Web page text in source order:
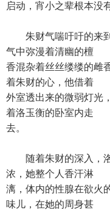
启动，宵小之辈根本没
朱财气喘吁吁的来到
气中弥漫着清幽的檀
香混杂着丝丝缕缕的雌
着朱财的心，他借着
外室透出来的微弱灯光
着洛玉衡的卧室内走
去。
随着朱财的深入，洛
浓，她整个人香汗淋
漓，体内的性腺在欲火
味儿，在她的周身甚